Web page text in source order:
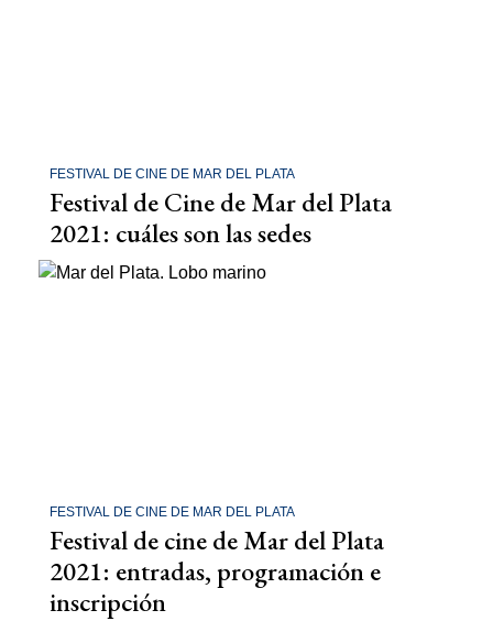
FESTIVAL DE CINE DE MAR DEL PLATA
Festival de Cine de Mar del Plata
2021: cuáles son las sedes
FESTIVAL DE CINE DE MAR DEL PLATA
Festival de cine de Mar del Plata
2021: entradas, programación e
inscripción